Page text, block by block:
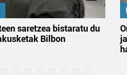
saretzea bistaratu du
Bilbon